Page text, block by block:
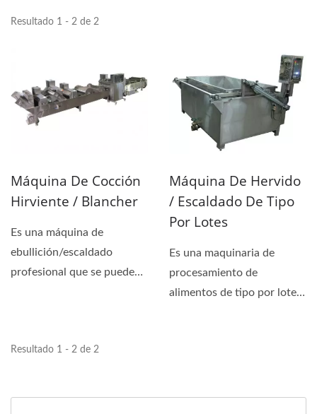
Resultado 1 - 2 de 2
Máquina De Cocción
Hirviente / Blancher
Es una máquina de
ebullición/escaldado
profesional que se puede
Máquina De Hervido
/ Escaldado De Tipo
Por Lotes
Es una maquinaria de
procesamiento de
alimentos de tipo por lotes
Resultado 1 - 2 de 2